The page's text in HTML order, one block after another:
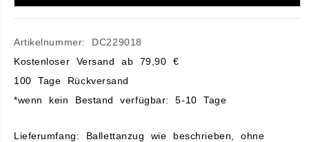
Artikelnummer: DC229018
Kostenloser Versand ab 79,90 €
100 Tage Rückversand
*wenn kein Bestand verfügbar: 5-10 Tage
Lieferumfang: Ballettanzug wie beschrieben, ohne